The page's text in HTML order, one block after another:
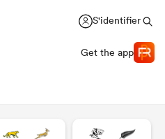
S'identifier
Get the app